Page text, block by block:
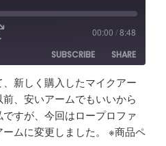
00:00 /8:48
SUBSCRIBE
SHARE
Apple Podcasts
Spotify
新しく購入したマイクアー
、安いアームでもいいから
すが、今回はロープロファ
ムに変更しました。 ※商品ペ